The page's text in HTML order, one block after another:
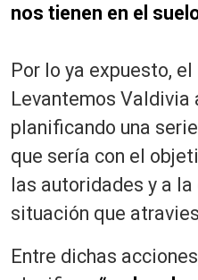
nos tienen en el
Por lo ya expuesto,
Levantemos Valdivia
planificando una
que sería con el
las autoridades y a
situación que
Entre dichas